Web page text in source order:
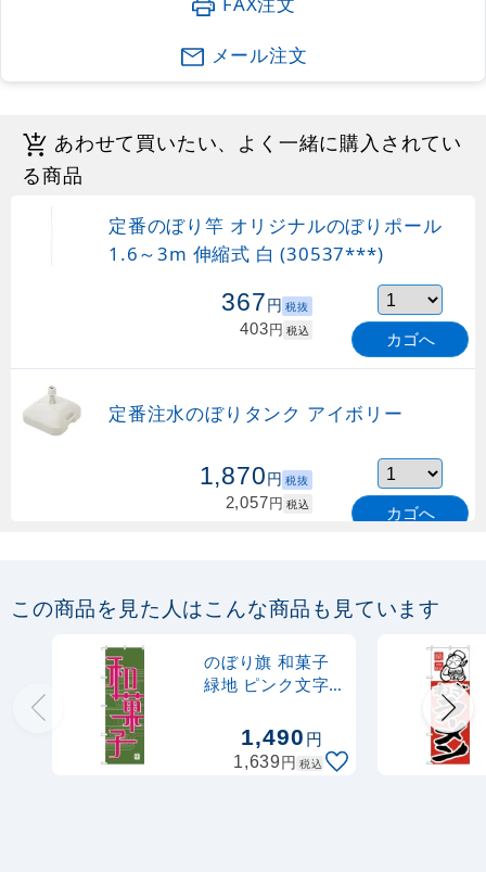
メール注文
あわせて買いたい、よく一緒に購入されてい
る商品
定番のぼり竿 オリジナルのぼりポール
1.6～3m 伸縮式 白 (30537***)
367円 税抜
403円 税込 カゴへ
定番注水のぼりタンク アイボリー
1,870円 税抜
2,057円 税込 カゴへ
1.6～3m 伸縮式 緑 (30537GRN)
売り切れ中
購入不可
定番のぼり竿 オリジナルのぼりポール
1.6～3m 伸縮式 水色 (30537SBL)
この商品を見た人はこんな商品も見ています
のぼり旗 和菓子
緑地 ピンク文字
1,490円
1,639円 税込